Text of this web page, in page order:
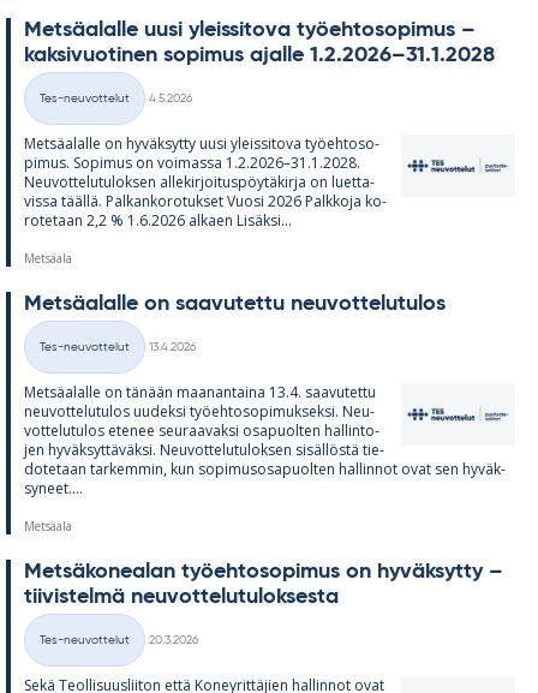
Met­sä­alalle uusi yleis­si­tova työ­eh­to­so­pi­mus –
kak­si­vuo­ti­nen so­pi­mus ajalle 1.2.2026–31.1.2028
Kategoriat
Tes-neuvottelut
4.5.2026
Met­sä­alalle on hy­väk­sytty uusi yleis­si­tova työ­eh­to­so­
pi­mus. So­pi­mus on voi­massa 1.2.2026–31.1.2028.
Neu­vot­te­lu­tu­lok­sen al­le­kir­joi­tus­pöy­tä­kirja on luet­ta­
vissa täällä. Pal­kan­ko­ro­tuk­set Vuosi 2026 Palk­koja ko­
ro­te­taan 2,2 % 1.6.2026 al­kaen Li­säksi...
Metsäala
Met­sä­alalle on saa­vu­tettu neu­vot­te­lu­tu­los
Kategoriat
Tes-neuvottelut
13.4.2026
Met­sä­alalle on tä­nään maa­nan­taina 13.4. saa­vu­tettu
neu­vot­te­lu­tu­los uu­deksi työ­eh­to­so­pi­muk­seksi. Neu­
vot­te­lu­tu­los ete­nee seu­raa­vaksi os­a­puol­ten hal­lin­to­
jen hy­väk­syt­tä­väksi. Neu­vot­te­lu­tu­lok­sen si­säl­löstä tie­
do­te­taan tar­kem­min, kun so­pi­mus­os­a­puol­ten hal­lin­not ovat sen hy­väk­
sy­neet....
Metsäala
Met­sä­ko­nea­lan työ­eh­to­so­pi­mus on hy­väk­sytty –
tii­vis­telmä neu­vot­te­lu­tu­lok­sesta
Kategoriat
Tes-neuvottelut
20.3.2026
Sekä Teol­li­suus­lii­ton että Ko­ney­rit­tä­jien hal­lin­not ovat